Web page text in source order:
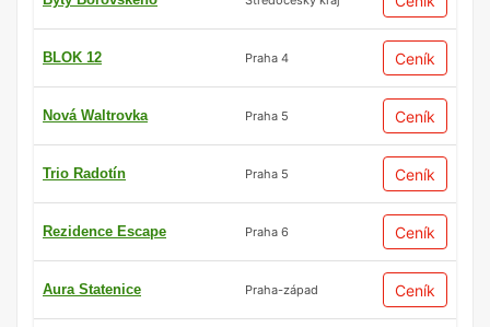
BLOK 12 Praha 4 Ceník
Nová Waltrovka Praha 5 Ceník
Trio Radotín Praha 5 Ceník
Rezidence Escape Praha 6 Ceník
Aura Statenice Praha-západ Ceník